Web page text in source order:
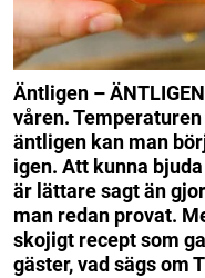
Äntligen –
våren.
äntligen kan man
igen. Att kunna
är lättare sagt än
man redan provat.
skojigt recept som
gäster, vad sägs om